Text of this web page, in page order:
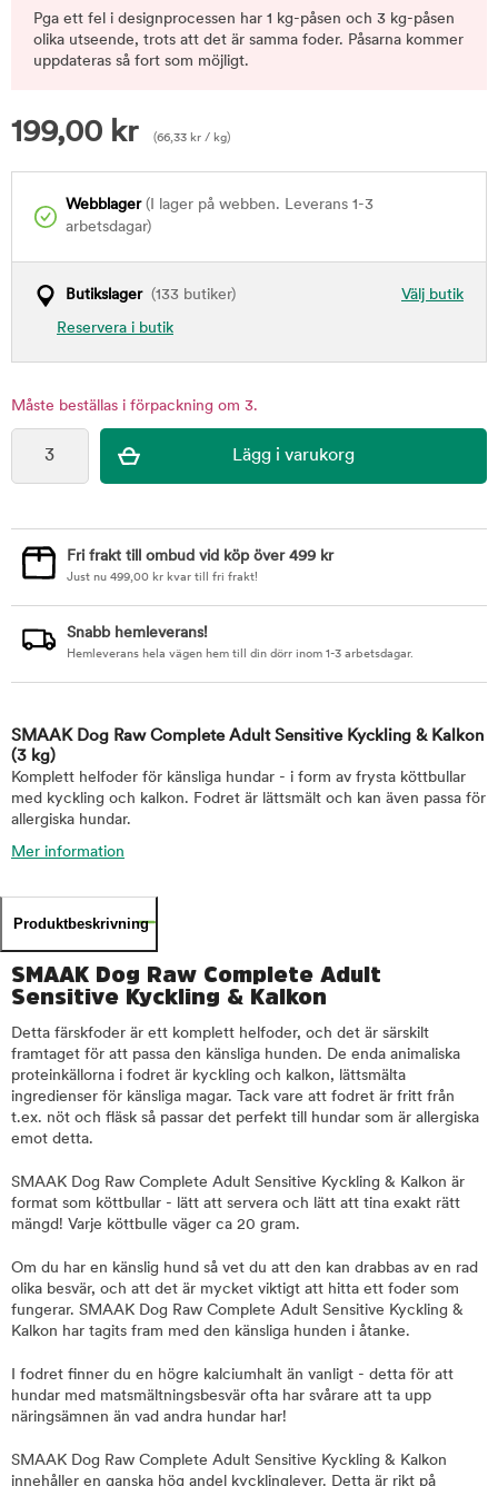
Pga ett fel i designprocessen har 1 kg-påsen och 3 kg-påsen
olika utseende, trots att det är samma foder. Påsarna kommer
uppdateras så fort som möjligt.
199,00 kr (66,33 kr / kg)
Webblager(I lager på webben. Leverans 1-3
arbetsdagar)
Välj butik
Butikslager(133 butiker)
Reservera i butik
Måste beställas i förpackning om 3.
Fri frakt till ombud vid köp över 499 kr
Just nu 499,00 kr kvar till fri frakt!
Snabb hemleverans!
Hemleverans hela vägen hem till din dörr inom 1-3 arbetsdagar.
SMAAK Dog Raw Complete Adult Sensitive Kyckling & Kalkon
(3 kg)
Komplett helfoder för känsliga hundar - i form av frysta köttbullar
med kyckling och kalkon. Fodret är lättsmält och kan även passa för
allergiska hundar.
Mer information
Produktbeskrivning
SMAAK Dog Raw Complete Adult
Sensitive Kyckling & Kalkon
Detta färskfoder är ett komplett helfoder, och det är särskilt
framtaget för att passa den känsliga hunden. De enda animaliska
proteinkällorna i fodret är kyckling och kalkon, lättsmälta
ingredienser för känsliga magar. Tack vare att fodret är fritt från
t.ex. nöt och fläsk så passar det perfekt till hundar som är allergiska
emot detta.
SMAAK Dog Raw Complete Adult Sensitive Kyckling & Kalkon är
format som köttbullar - lätt att servera och lätt att tina exakt rätt
mängd! Varje köttbulle väger ca 20 gram.
Om du har en känslig hund så vet du att den kan drabbas av en rad
olika besvär, och att det är mycket viktigt att hitta ett foder som
fungerar. SMAAK Dog Raw Complete Adult Sensitive Kyckling &
Kalkon har tagits fram med den känsliga hunden i åtanke.
I fodret finner du en högre kalciumhalt än vanligt - detta för att
hundar med matsmältningsbesvär ofta har svårare att ta upp
näringsämnen än vad andra hundar har!
SMAAK Dog Raw Complete Adult Sensitive Kyckling & Kalkon
innehåller en ganska hög andel kycklinglever. Detta är rikt på